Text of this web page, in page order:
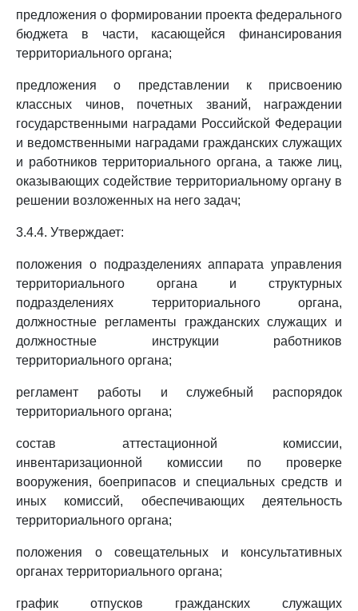
предложения о формировании проекта федерального
бюджета в части, касающейся финансирования
территориального органа;
предложения о представлении к присвоению
классных чинов, почетных званий, награждении
государственными наградами Российской Федерации
и ведомственными наградами гражданских служащих
и работников территориального органа, а также лиц,
оказывающих содействие территориальному органу в
решении возложенных на него задач;
3.4.4. Утверждает:
положения о подразделениях аппарата управления
территориального органа и структурных
подразделениях территориального органа,
должностные регламенты гражданских служащих и
должностные инструкции работников
территориального органа;
регламент работы и служебный распорядок
территориального органа;
состав аттестационной комиссии,
инвентаризационной комиссии по проверке
вооружения, боеприпасов и специальных средств и
иных комиссий, обеспечивающих деятельность
территориального органа;
положения о совещательных и консультативных
органах территориального органа;
график отпусков гражданских служащих